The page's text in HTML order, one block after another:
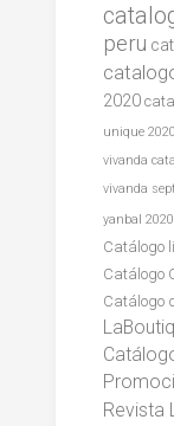
peru
2020
unique 2020
vivanda
vivanda
yanbal 2020
Catálogo
Catálogo
Catálogo
Revista